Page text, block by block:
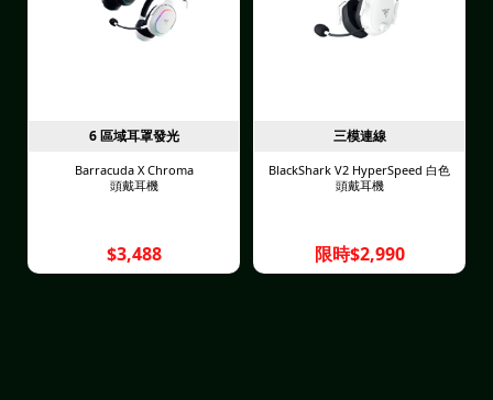
6 區域耳罩發光
Barracuda X Chroma
頭戴耳機
$3,488
三模連線
BlackShark V2 HyperSpeed 白色
頭戴耳機
限時$2,990